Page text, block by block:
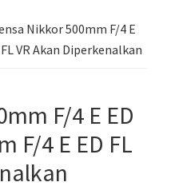
Nikkor 500mm F/4 E
VR Akan Diperkenalkan
F/4 E ED
F/4 E ED FL